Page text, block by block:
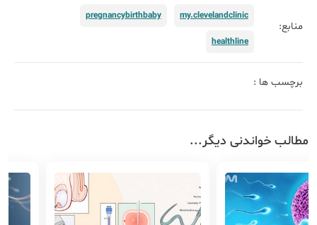
منابع:
my.clevelandclinic
pregnancybirthbaby
healthline
برچسب ها :
مطالب خواندنی دیگر...